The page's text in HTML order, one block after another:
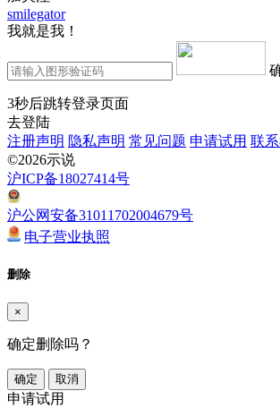
smilegator
我就是我！
3秒后跳转登录页面
去登陆
注册声明 隐私声明 常见问题 申请试用 联
©2026示说
沪ICP备18027414号
沪公网安备31011702004679号
电子营业执照
删除
×
确定删除吗？
确定 取消
申请试用